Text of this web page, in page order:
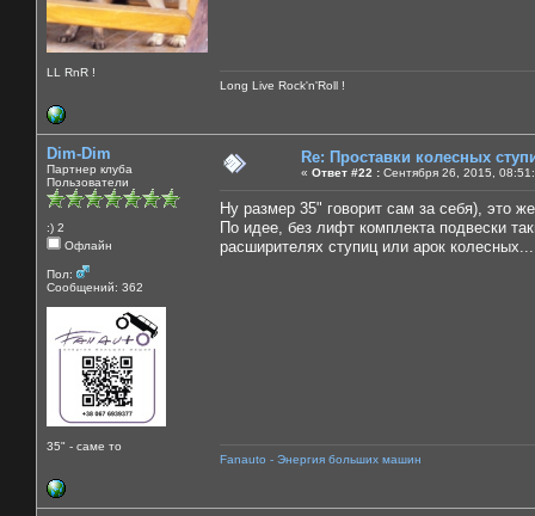
LL RnR !
Long Live Rock'n'Roll !
Dim-Dim
Партнер клуба
Пользователи
:) 2
Офлайн
Пол:
Сообщений: 362
35" - саме то
Re: Проставки колесных
« Ответ #22 : Сентября 26, 2015,
Ну размер 35" говорит сам за себя), это
По идее, без лифт комплекта подвески
расширителях ступиц или арок
Fanauto - Энергия больших машин